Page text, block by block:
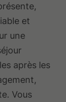
et
une
après les
Vous